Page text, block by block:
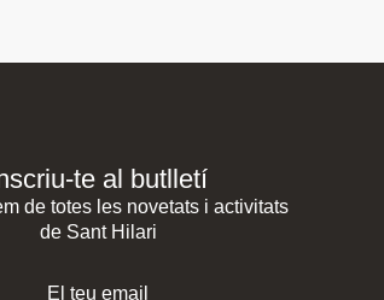
te al butlletí
de totes les novetats i activitats
de Sant Hilari